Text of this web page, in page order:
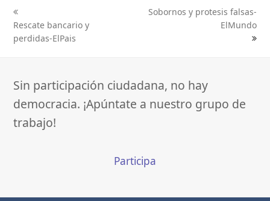
previous
post:
Rescate bancario y
perdidas-ElPais
Sobornos y protesis falsas-
ElMundo
Sin participación ciudadana, no hay
democracia. ¡Apúntate a nuestro grupo de
trabajo!
Participa